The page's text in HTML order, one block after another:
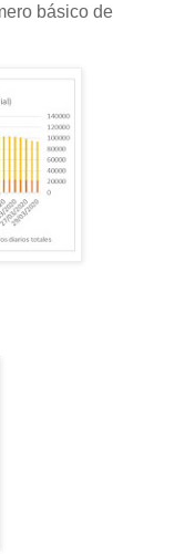
básico de